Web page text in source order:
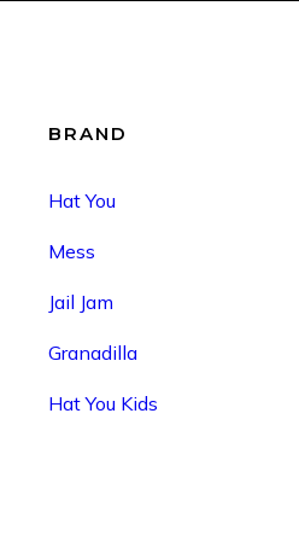
BRAND
Hat You
Mess
Jail Jam
Granadilla
Hat You Kids